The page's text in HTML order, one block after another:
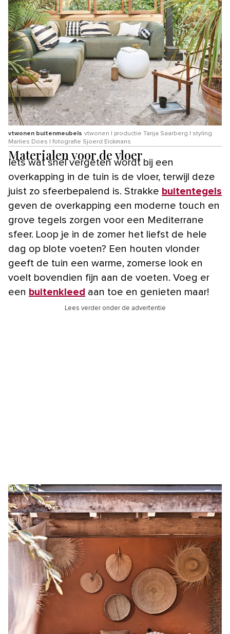
vtwonen buitenmeubels vtwonen | productie Tanja Saarberg | styling
Marlies Does | fotografie Sjoerd Eickmans
Materialen voor de vloer
Iets wat snel vergeten wordt bij een
overkapping in de tuin is de vloer, terwijl deze
juist zo sfeerbepalend is. Strakke buitentegels
geven de overkapping een moderne touch en
grove tegels zorgen voor een Mediterrane
sfeer. Loop je in de zomer het liefst de hele
dag op blote voeten? Een houten vlonder
geeft de tuin een warme, zomerse look en
voelt bovendien fijn aan de voeten. Voeg er
een buitenkleed aan toe en genieten maar!
Lees verder onder de advertentie